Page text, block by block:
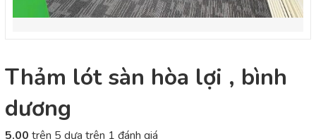
Thảm lót sàn hòa lợi , bình
dương
5.00 trên 5 dựa trên 1 đánh giá